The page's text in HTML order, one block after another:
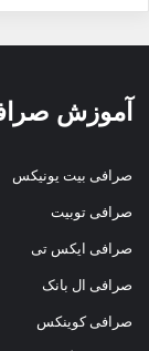
آموزش
صرافی بیت یونیکس
صرافی توبیت
صرافی ایکس تی
صرافی ال بانک
صرافی کوینکس